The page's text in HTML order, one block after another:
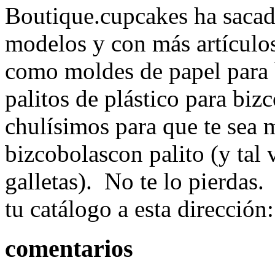
Boutique.cupcakes ha
modelos y con más
como moldes de papel
palitos de plástico para
chulísimos para que te sea
bizcobolascon palito (y tal
galletas). No te lo
tu catálogo a esta dirección:
comentarios